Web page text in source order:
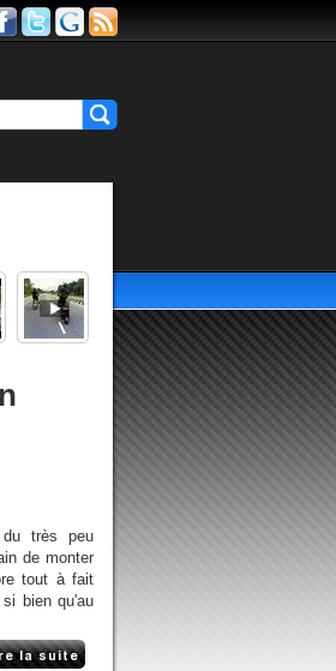
très peu
de monter
tout à fait
bien qu'au